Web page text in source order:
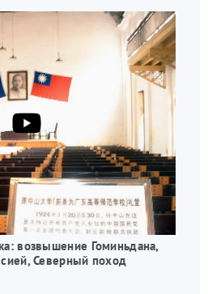
возвышение Гоминьдана,
Северный поход